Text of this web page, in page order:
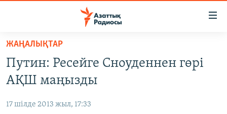
Skip
main
content
to
САЯСАТ
ҚАҢТАР ОҚИҒАСЫ
ЖАҢАЛЫҚТАР
Путин: Ресейге Сноуденнен гөрі
АҚШ маңызды
17 шілде 2013 жыл, 17:33